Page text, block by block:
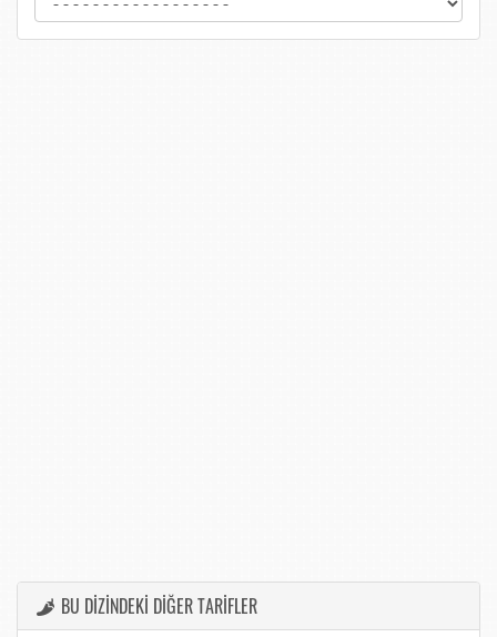
BU DİZİNDEKİ DİĞER TARİFLER